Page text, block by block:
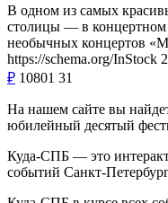
В одном из самых
столицы — в концертном
необычных концертов
https://schema.org/InStock
₽ 10801 31
На нашем сайте вы
юбилейный десятый
Куда-СПБ — это
событий Санкт-